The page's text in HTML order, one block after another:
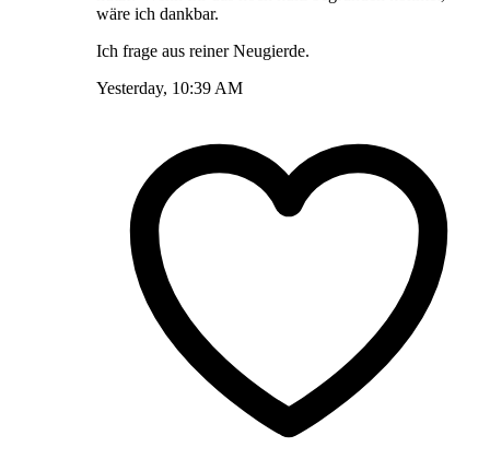
wäre ich dankbar.
Ich frage aus reiner Neugierde.
Yesterday, 10:39 AM